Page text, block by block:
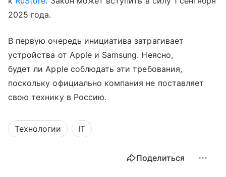
2025 года.
В первую очередь инициатива затрагивает
устройства от Apple и Samsung. Неясно,
будет ли Apple соблюдать эти требования,
поскольку официально компания не поставляет
свою технику в Россию.
Технологии IT
Поделиться